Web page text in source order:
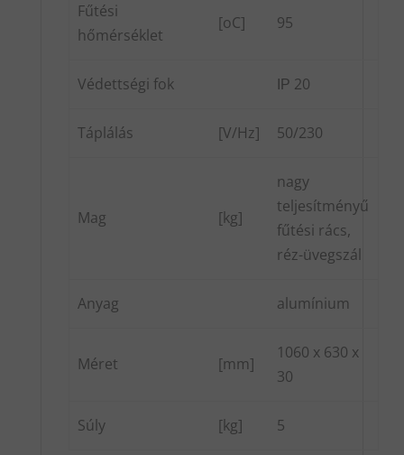
Fűtési
hőmérséklet
[oC] 95
Védettségi fok ІР 20
Táplálás [V/Hz] 50/230
Mag [kg]
nagy
teljesítményű
fűtési rács,
réz-üvegszál
Anyag alumínium
Méret [mm]
1060 x 630 x
30
Súly [kg] 5